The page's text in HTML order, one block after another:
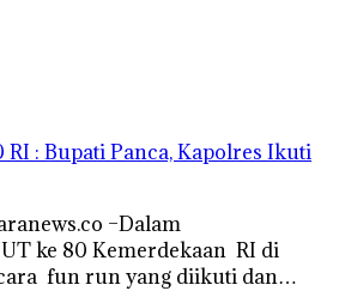
RI : Bupati Panca, Kapolres Ikuti
–Dalam
ke 80 Kemerdekaan RI di
fun run yang diikuti dan…